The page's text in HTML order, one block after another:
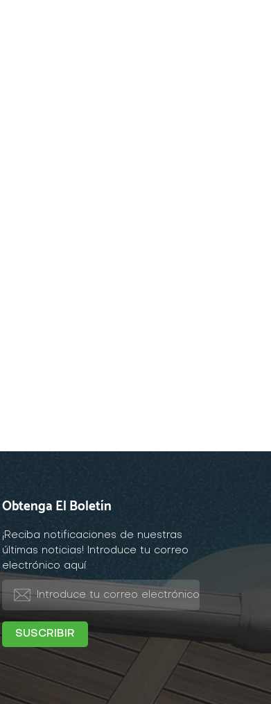
Obtenga El Boletín
¡Reciba notificaciones de nuestras
últimas noticias! Introduce tu correo
electrónico aquí